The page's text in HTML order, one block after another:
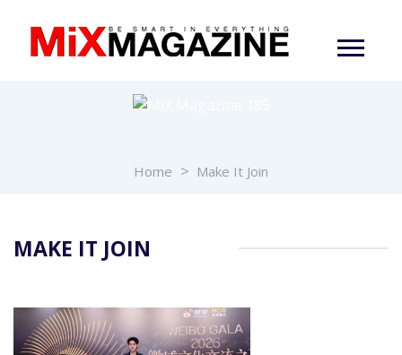
Home Make It Join
MAKE IT JOIN